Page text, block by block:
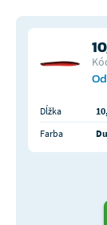
Dĺžka
Farba